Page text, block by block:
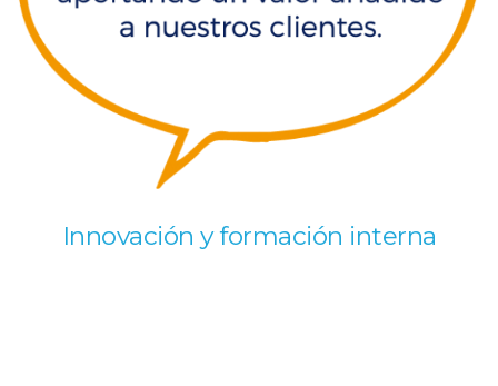
Innovación y formación interna